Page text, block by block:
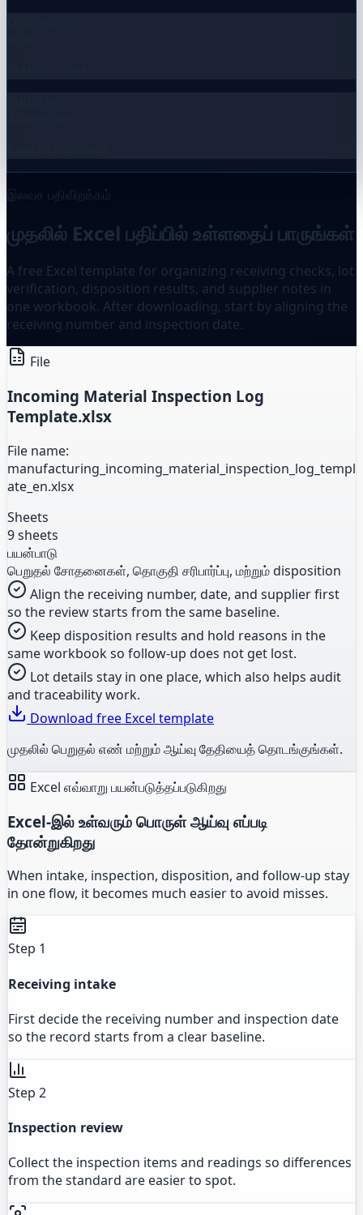
இலவச பதிவிறக்கம்
முதலில் Excel பதிப்பில் உள்ளதைப் பாருங்கள்
A free Excel template for organizing receiving checks, lot
verification, disposition results, and supplier notes in
one workbook. After downloading, start by aligning the
receiving number and inspection date.
File
Incoming Material Inspection Log
Template.xlsx
File name:
manufacturing_incoming_material_inspection_log_templ
ate_en.xlsx
Sheets
9 sheets
பயன்பாடு
பெறுதல் சோதனைகள், தொகுதி சரிபார்ப்பு, மற்றும் disposition
Align the receiving number, date, and supplier first
so the review starts from the same baseline.
Keep disposition results and hold reasons in the
same workbook so follow-up does not get lost.
Lot details stay in one place, which also helps audit
and traceability work.
Download free Excel template
முதலில் பெறுதல் எண் மற்றும் ஆய்வு தேதியைத் தொடங்குங்கள்.
Excel எவ்வாறு பயன்படுத்தப்படுகிறது
Excel-இல் உள்வரும் பொருள் ஆய்வு எப்படி
தோன்றுகிறது
When intake, inspection, disposition, and follow-up stay
in one flow, it becomes much easier to avoid misses.
Step 1
Receiving intake
First decide the receiving number and inspection date
so the record starts from a clear baseline.
Step 2
Inspection review
Collect the inspection items and readings so differences
from the standard are easier to spot.